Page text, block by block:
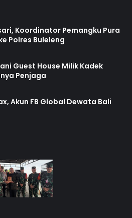
Koordinator Pemangku Pura
Polres Buleleng
Guest House Milik Kadek
Penjaga
Akun FB Global Dewata Bali